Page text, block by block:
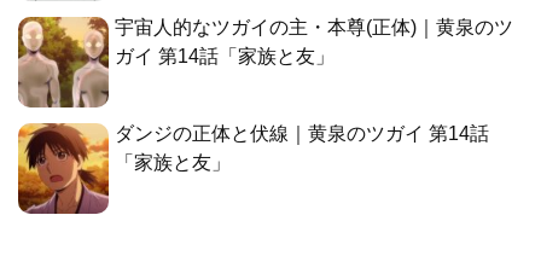
宇宙人的なツガイの主・本尊(正体)｜黄泉のツ
ガイ 第14話「家族と友」
ダンジの正体と伏線｜黄泉のツガイ 第14話
「家族と友」